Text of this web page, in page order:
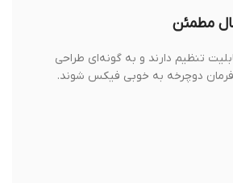
تنظیم دارند و به گونه‌ای طراحی
دوچرخه به خوبی فیکس شوند.